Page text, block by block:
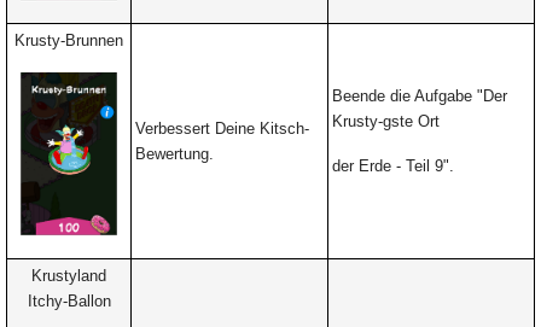
Krusty-Brunnen
Verbessert Deine Kitsch-
Bewertung.
Beende die Aufgabe "Der
Krusty-gste Ort
der Erde - Teil 9".
Krustyland
Itchy-Ballon